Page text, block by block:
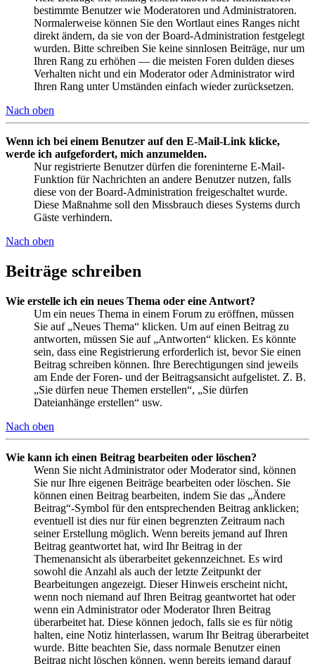
bestimmte Benutzer wie Moderatoren und Administratoren.
Normalerweise können Sie den Wortlaut eines Ranges nicht
direkt ändern, da sie von der Board-Administration festgelegt
wurden. Bitte schreiben Sie keine sinnlosen Beiträge, nur um
Ihren Rang zu erhöhen — die meisten Foren dulden dieses
Verhalten nicht und ein Moderator oder Administrator wird
Ihren Rang unter Umständen einfach wieder zurücksetzen.
Nach oben
Wenn ich bei einem Benutzer auf den E-Mail-Link klicke,
werde ich aufgefordert, mich anzumelden.
Nur registrierte Benutzer dürfen die foreninterne E-Mail-
Funktion für Nachrichten an andere Benutzer nutzen, falls
diese von der Board-Administration freigeschaltet wurde.
Diese Maßnahme soll den Missbrauch dieses Systems durch
Gäste verhindern.
Nach oben
Beiträge schreiben
Wie erstelle ich ein neues Thema oder eine Antwort?
Um ein neues Thema in einem Forum zu eröffnen, müssen
Sie auf „Neues Thema“ klicken. Um auf einen Beitrag zu
antworten, müssen Sie auf „Antworten“ klicken. Es könnte
sein, dass eine Registrierung erforderlich ist, bevor Sie einen
Beitrag schreiben können. Ihre Berechtigungen sind jeweils
am Ende der Foren- und der Beitragsansicht aufgelistet. Z. B.
„Sie dürfen neue Themen erstellen“, „Sie dürfen
Dateianhänge erstellen“ usw.
Nach oben
Wie kann ich einen Beitrag bearbeiten oder löschen?
Wenn Sie nicht Administrator oder Moderator sind, können
Sie nur Ihre eigenen Beiträge bearbeiten oder löschen. Sie
können einen Beitrag bearbeiten, indem Sie das „Ändere
Beitrag“-Symbol für den entsprechenden Beitrag anklicken;
eventuell ist dies nur für einen begrenzten Zeitraum nach
seiner Erstellung möglich. Wenn bereits jemand auf Ihren
Beitrag geantwortet hat, wird Ihr Beitrag in der
Themenansicht als überarbeitet gekennzeichnet. Es wird
sowohl die Anzahl als auch der letzte Zeitpunkt der
Bearbeitungen angezeigt. Dieser Hinweis erscheint nicht,
wenn noch niemand auf Ihren Beitrag geantwortet hat oder
wenn ein Administrator oder Moderator Ihren Beitrag
überarbeitet hat. Diese können jedoch, falls sie es für nötig
halten, eine Notiz hinterlassen, warum Ihr Beitrag überarbeitet
wurde. Bitte beachten Sie, dass normale Benutzer einen
Beitrag nicht löschen können, wenn bereits jemand darauf